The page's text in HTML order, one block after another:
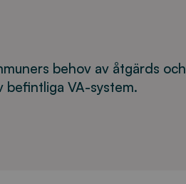
behov av åtgärds och
befintliga VA-system.